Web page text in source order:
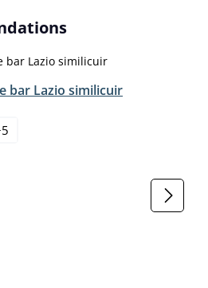
bar Lazio similicuir
5